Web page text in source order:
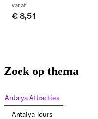
vanaf
€ 8,51
Zoek op thema
Antalya Attracties
Antalya Tours